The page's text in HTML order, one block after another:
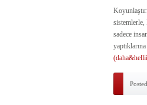
sistemlerle,
sadece